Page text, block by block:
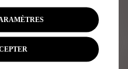
à la newsletter